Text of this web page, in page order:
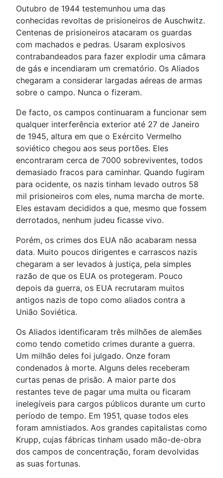
Outubro de 1944 testemunhou uma das
conhecidas revoltas de prisioneiros de Auschwitz.
Centenas de prisioneiros atacaram os guardas
com machados e pedras. Usaram explosivos
contrabandeados para fazer explodir uma câmara
de gás e incendiaram um crematório. Os Aliados
chegaram a considerar largadas aéreas de armas
sobre o campo. Nunca o fizeram.
De facto, os campos continuaram a funcionar sem
qualquer interferência exterior até 27 de Janeiro
de 1945, altura em que o Exército Vermelho
soviético chegou aos seus portões. Eles
encontraram cerca de 7000 sobreviventes, todos
demasiado fracos para caminhar. Quando fugiram
para ocidente, os nazis tinham levado outros 58
mil prisioneiros com eles, numa marcha de morte.
Eles estavam decididos a que, mesmo que fossem
derrotados, nenhum judeu ficasse vivo.
Porém, os crimes dos EUA não acabaram nessa
data. Muito poucos dirigentes e carrascos nazis
chegaram a ser levados à justiça, pela simples
razão de que os EUA os protegeram. Pouco
depois da guerra, os EUA recrutaram muitos
antigos nazis de topo como aliados contra a
União Soviética.
Os Aliados identificaram três milhões de alemães
como tendo cometido crimes durante a guerra.
Um milhão deles foi julgado. Onze foram
condenados à morte. Alguns deles receberam
curtas penas de prisão. A maior parte dos
restantes teve de pagar uma multa ou ficaram
inelegíveis para cargos públicos durante um curto
período de tempo. Em 1951, quase todos eles
foram amnistiados. Aos grandes capitalistas como
Krupp, cujas fábricas tinham usado mão-de-obra
dos campos de concentração, foram devolvidas
as suas fortunas.